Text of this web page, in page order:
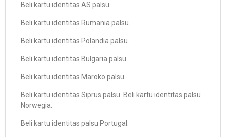
Beli kartu identitas AS palsu.
Beli kartu identitas Rumania palsu.
Beli kartu identitas Polandia palsu.
Beli kartu identitas Bulgaria palsu.
Beli kartu identitas Maroko palsu.
Beli kartu identitas Siprus palsu. Beli kartu identitas palsu
Norwegia.
Beli kartu identitas palsu Portugal.